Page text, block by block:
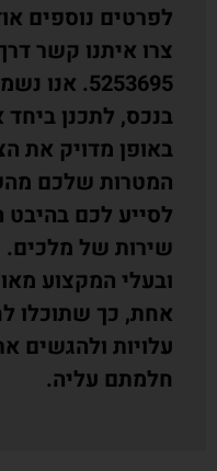
לפרטים נוספים
5253695.
בנכס, לתכנן
באופן מדויק את
המטרות שלכם
לסייע לכם בהיבט
שירות של מלכים.
ובעלי המקצוע
אחת, כך שתוכלו
עלויות ולהגשים
חלמתם עליה.